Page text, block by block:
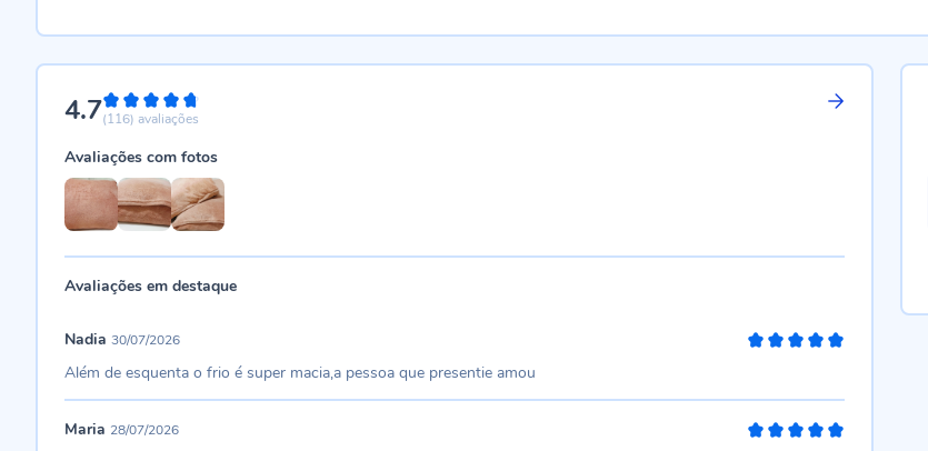
4.794%
(116) avaliações
Avaliações com fotos
Avaliações em destaque
Nadia 30/07/2026
Além de esquenta o frio é super macia,a pessoa que presentie amou
Maria 28/07/2026